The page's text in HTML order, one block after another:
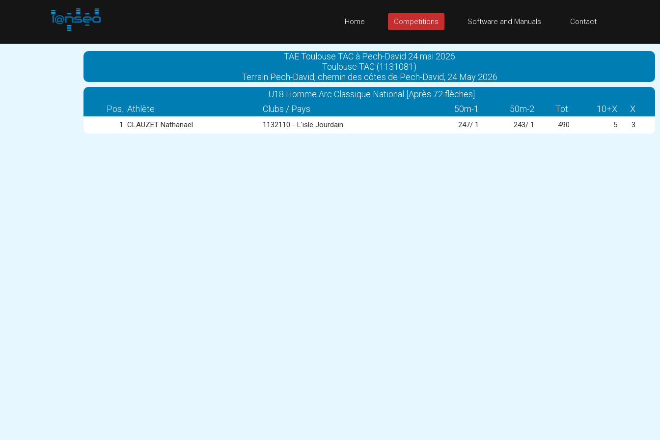
Home Competitions Software and Manuals Contact
TAE Toulouse TAC à Pech-David 24 mai 2026
Toulouse TAC (1131081)
Terrain Pech-David, chemin des côtes de Pech-David, 24 May 2026
U18 Homme Arc Classique National [Après 72 flèches]
Pos. Athlète Clubs / Pays 50m-1 50m-2 Tot. 10+X X
1 CLAUZET Nathanael 1132110 - L'isle Jourdain 247/ 1 243/ 1 490 5 3